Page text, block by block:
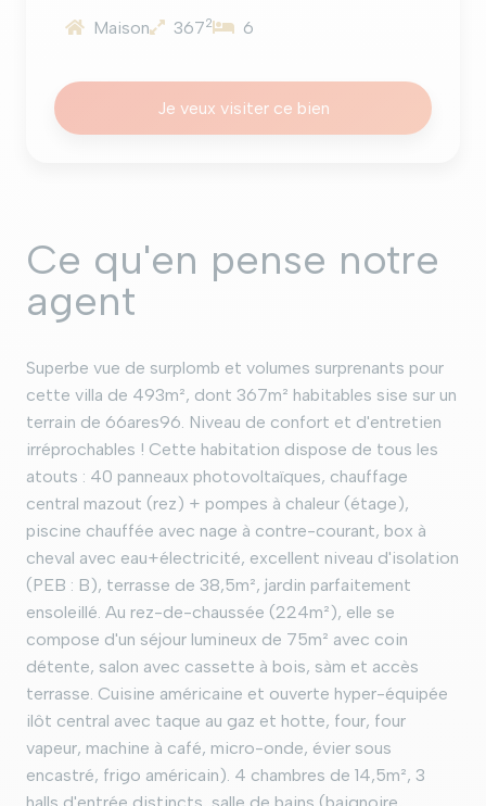
Maison 3672 6
Je veux visiter ce bien
Ce qu'en pense notre
agent
Superbe vue de surplomb et volumes surprenants pour
cette villa de 493m², dont 367m² habitables sise sur un
terrain de 66ares96. Niveau de confort et d'entretien
irréprochables ! Cette habitation dispose de tous les
atouts : 40 panneaux photovoltaïques, chauffage
central mazout (rez) + pompes à chaleur (étage),
piscine chauffée avec nage à contre-courant, box à
cheval avec eau+électricité, excellent niveau d'isolation
(PEB : B), terrasse de 38,5m², jardin parfaitement
ensoleillé. Au rez-de-chaussée (224m²), elle se
compose d'un séjour lumineux de 75m² avec coin
détente, salon avec cassette à bois, sàm et accès
terrasse. Cuisine américaine et ouverte hyper-équipée
ilôt central avec taque au gaz et hotte, four, four
vapeur, machine à café, micro-onde, évier sous
encastré, frigo américain). 4 chambres de 14,5m², 3